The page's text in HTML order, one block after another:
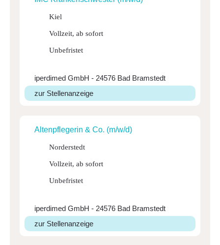
Kiel
Vollzeit, ab sofort
Unbefristet
iperdimed GmbH - 24576 Bad Bramstedt
zur Stellenanzeige
Alten­pfle­gerin & Co. (m/w/d)
Norderstedt
Vollzeit, ab sofort
Unbefristet
iperdimed GmbH - 24576 Bad Bramstedt
zur Stellenanzeige